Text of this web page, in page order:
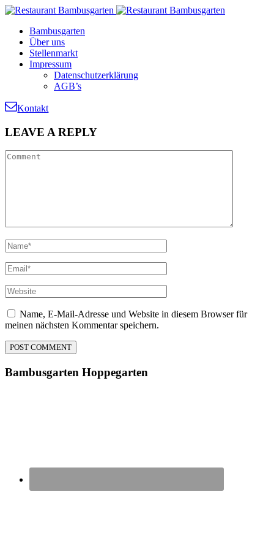
Bambusgarten
Über uns
Stellenmarkt
Impressum
Datenschutzerklärung
AGB’s
Kontakt
LEAVE A REPLY
Name, E-Mail-Adresse und Website in diesem Browser für
meinen nächsten Kommentar speichern.
Bambusgarten Hoppegarten